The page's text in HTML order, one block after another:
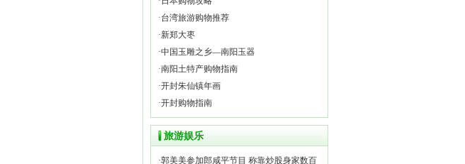
·台湾旅游购物推荐
·新郑大枣
·中国玉雕之乡—南阳玉器
·南阳土特产购物指南
·开封朱仙镇年画
·开封购物指南
旅游娱乐
·郭美美参加郎咸平节目 称靠炒股身家数百